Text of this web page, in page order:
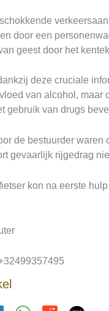
door een
geest door het
deze cruciale
van alcohol, maar
gebruik van drugs
de bestuurder
gevaarlijk rijgedrag
kon na eerste